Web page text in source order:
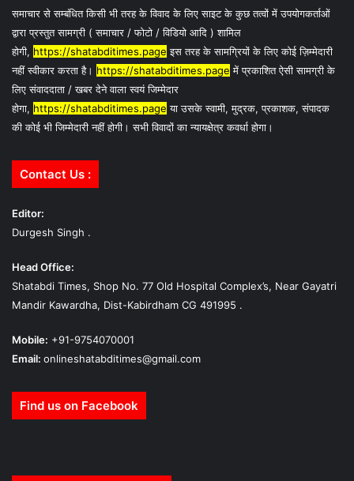
समाचार से सम्बंधित किसी भी तरह के विवाद के लिए साइट के कुछ तत्वों में उपयोगकर्ताओं
द्वारा प्रस्तुत सामग्री ( समाचार / फोटो / विडियो आदि ) शामिल
होगी, https://shatabditimes.page इस तरह के सामग्रियों के लिए कोई ज़िम्मेदारी
नहीं स्वीकार करता है। https://shatabditimes.page में प्रकाशित ऐसी सामग्री के
लिए संवाददाता / खबर देने वाला स्वयं जिम्मेदार
होगा, https://shatabditimes.page या उसके स्वामी, मुद्रक, प्रकाशक, संपादक
की कोई भी जिम्मेदारी नहीं होगी। सभी विवादों का न्यायक्षेत्र कवर्धा होगा।
Contact Us :
Editor:
Durgesh Singh .
Head Office:
Shatabdi Times, Shop No. 77 Old Hospital Complex’s, Near Gayatri
Mandir Kawardha, Dist-Kabirdham CG 491995 .
Mobile: +91-9754070001
Email: onlineshatabditimes@gmail.com
Find us on Facebook